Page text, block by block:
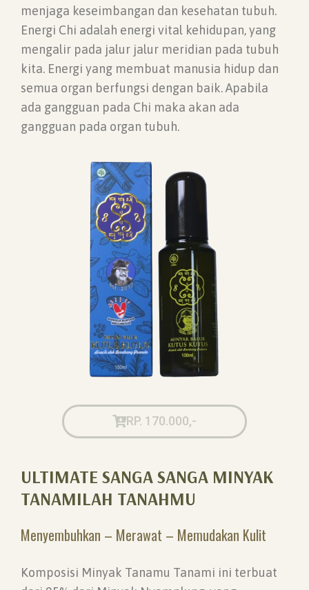
menjaga keseimbangan dan kesehatan tubuh.
Energi Chi adalah energi vital kehidupan, yang
mengalir pada jalur jalur meridian pada tubuh
kita. Energi yang membuat manusia hidup dan
semua organ berfungsi dengan baik. Apabila
ada gangguan pada Chi maka akan ada
gangguan pada organ tubuh.
RP. 170.000,-
ULTIMATE SANGA SANGA MINYAK
TANAMILAH TANAHMU
Menyembuhkan – Merawat – Memudakan Kulit
Komposisi Minyak Tanamu Tanami ini terbuat